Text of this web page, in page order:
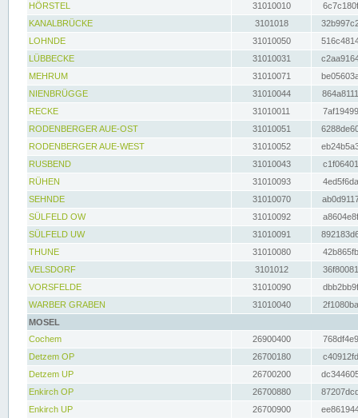
HÖRSTEL
31010010
KANALBRÜCKE
3101018
LOHNDE
31010050
LÜBBECKE
31010031
MEHRUM
31010071
NIENBRÜGGE
31010044
RECKE
31010011
RODENBERGER AUE-OST
31010051
RODENBERGER AUE-WEST
31010052
RUSBEND
31010043
RÜHEN
31010093
SEHNDE
31010070
SÜLFELD OW
31010092
SÜLFELD UW
31010091
THUNE
31010080
VELSDORF
3101012
VORSFELDE
31010090
WARBER GRABEN
31010040
MOSEL
Cochem
26900400
Detzem OP
26700180
Detzem UP
26700200
Enkirch OP
26700880
Enkirch UP
26700900